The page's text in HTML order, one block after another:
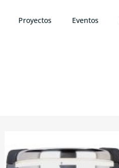
Proyectos Eventos